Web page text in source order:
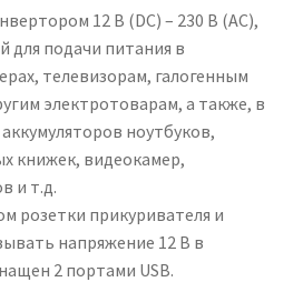
12 В (DC) – 230 В (AC),
для подачи питания в
телевизорам, галогенным
электротоварам, а также, в
ноутбуков,
книжек, видеокамер,
и т.д.
розетки прикуривателя и
напряжение 12 В в
2 портами USB.